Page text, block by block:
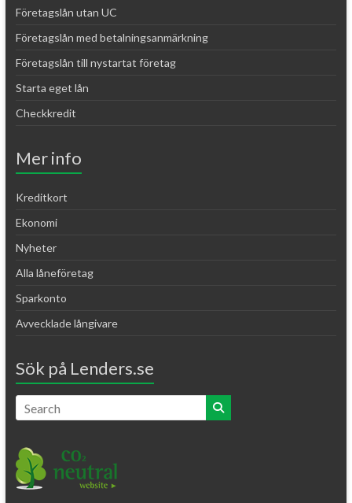
Företagslån utan UC
Företagslån med betalningsanmärkning
Företagslån till nystartat företag
Starta eget lån
Checkkredit
Mer info
Kreditkort
Ekonomi
Nyheter
Alla låneföretag
Sparkonto
Avvecklade långivare
Sök på Lenders.se